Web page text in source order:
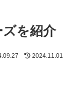
を紹介
2024.11.01